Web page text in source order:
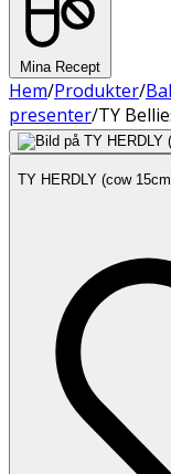
Mina Recept
Hem/Produkter/
presenter/TY
TY HERDLY (cow